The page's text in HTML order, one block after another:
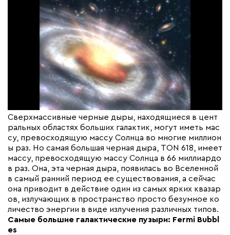
Сверхмассивные черные дыры, находящиеся в цент
ральных областях больших галактик, могут иметь мас
су, превосходящую массу Солнца во многие миллион
ы раз. Но самая большая черная дыра, TON 618, имеет
массу, превосходящую массу Солнца в 66 миллиардо
в раз. Она, эта черная дыра, появилась во Вселенной
в самый ранний период ее существования, а сейчас
она приводит в действие один из самых ярких квазар
ов, излучающих в пространство просто безумное ко
личество энергии в виде излучения различных типов.
Самые большие галактические пузыри: Fermi Bubbl
es